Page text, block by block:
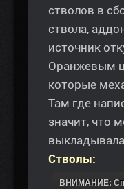
стволов в
ствола,
источник
Оранжевым
которые
Там где
значит, что
Стволы:
ВНИМАНИЕ: